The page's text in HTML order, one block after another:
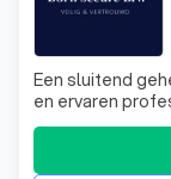
Een sluitend
en ervaren
✔️ Object
✔️ Ad hoc beveiliging Wil je meer weten?
een bericht.